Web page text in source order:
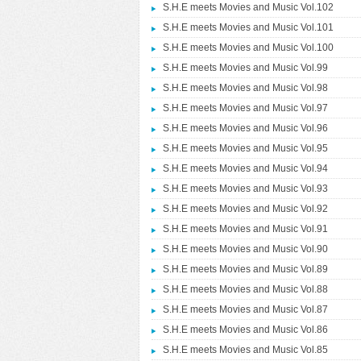
S.H.E meets Movies and Music Vol.102
S.H.E meets Movies and Music Vol.101
S.H.E meets Movies and Music Vol.100
S.H.E meets Movies and Music Vol.99
S.H.E meets Movies and Music Vol.98
S.H.E meets Movies and Music Vol.97
S.H.E meets Movies and Music Vol.96
S.H.E meets Movies and Music Vol.95
S.H.E meets Movies and Music Vol.94
S.H.E meets Movies and Music Vol.93
S.H.E meets Movies and Music Vol.92
S.H.E meets Movies and Music Vol.91
S.H.E meets Movies and Music Vol.90
S.H.E meets Movies and Music Vol.89
S.H.E meets Movies and Music Vol.88
S.H.E meets Movies and Music Vol.87
S.H.E meets Movies and Music Vol.86
S.H.E meets Movies and Music Vol.85